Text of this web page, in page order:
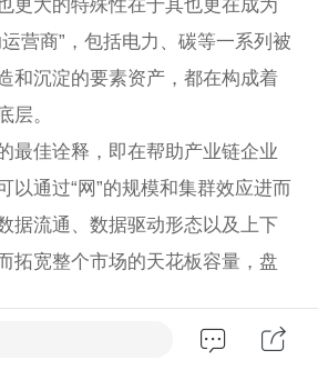
更大的特殊性在于其也更在成为
营商”，包括电力、碳等一系列被
和沉淀的要素资产，都在构成着
层。
最佳诠释，即在帮助产业链企业
以通过“网”的规模和集群效应进而
据流通、数据驱动形态以及上下
拓宽整个市场的天花板容量，盘